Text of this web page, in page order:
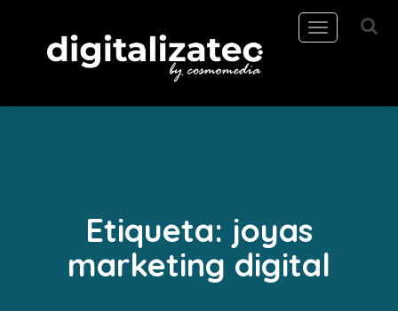
Toggle
navigation
Etiqueta: joyas
marketing digital